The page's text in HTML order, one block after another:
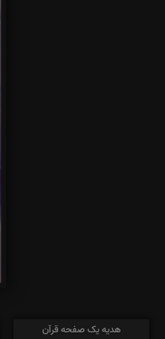
هدیه یک صفحه قرآن